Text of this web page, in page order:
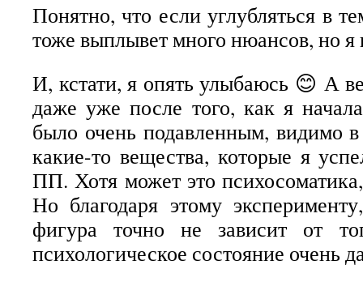
Понятно, что если углубляться в
тоже выплывет много нюансов, но я
И, кстати, я опять улыбаюсь 😊 А
даже уже после того, как я
было очень подавленным, видимо
какие-то вещества, которые я
ПП. Хотя может это
Но благодаря этому
фигура точно не зависит от
психологическое состояние очень